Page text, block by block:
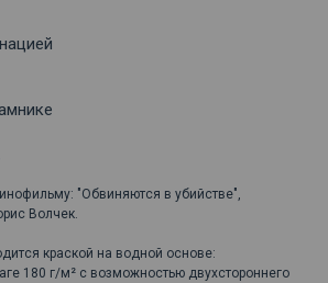
"Обвиняются в убийстве",
Волчек.
краской на водной основе:
180 г/м² с возможностью двухстороннего